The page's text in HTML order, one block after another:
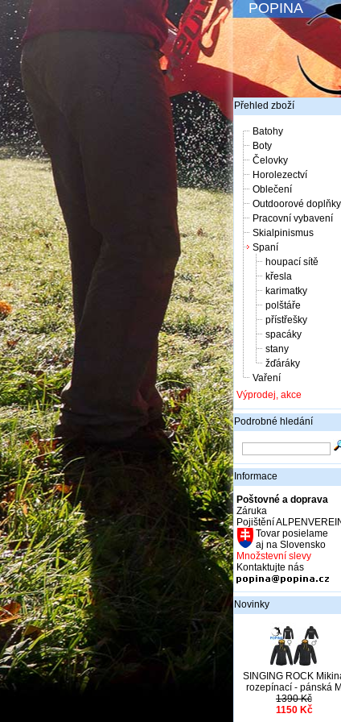
POPINA
Přehled zboží
Batohy
Boty
Čelovky
Horolezectví
Oblečení
Outdoorové doplňky
Pracovní vybavení
Skialpinismus
Spaní
houpací sítě
křesla
karimatky
polštáře
přístřešky
spacáky
stany
žďáráky
Vaření
Výprodej, akce
Podrobné hledání
Informace
Poštovné a doprava
Záruka
Pojištění
Tovar posielame
aj na Slovensko
Množstevní slevy
Kontaktujte nás
Novinky
SINGING ROCK
rozepínací - pánská M
1390 Kč
1150 Kč